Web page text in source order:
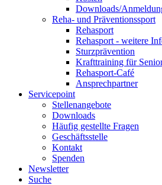
Downloads/
Reha- und Präventionssport
Rehasport
Rehasport - weitere
Sturzprävention
Krafttraining für
Rehasport-Café
Ansprechpartner
Servicepoint
Stellenangebote
Downloads
Häufig gestellte Fragen
Geschäftsstelle
Kontakt
Spenden
Newsletter
Suche